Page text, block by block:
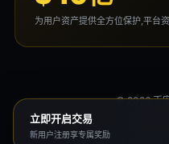
为用户资产提供全方位保护,平台
© 2026 币
立即开启交易
新用户注册享专属奖励